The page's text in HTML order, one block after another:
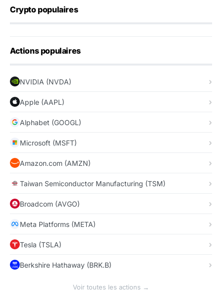
Crypto populaires
Actions populaires
NVIDIA (NVDA)
Apple (AAPL)
Alphabet (GOOGL)
Microsoft (MSFT)
Amazon.com (AMZN)
Taiwan Semiconductor Manufacturing (TSM)
Broadcom (AVGO)
Meta Platforms (META)
Tesla (TSLA)
Berkshire Hathaway (BRK.B)
Voir toutes les actions →